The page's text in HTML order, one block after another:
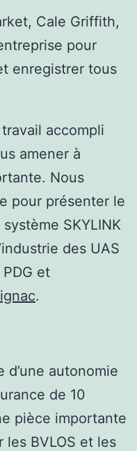
Cale Griffith,
pour
enregistrer tous
accompli
amener à
Nous
pour présenter le
SKYLINK
des UAS
et
.
d’une autonomie
de 10
pièce importante
BVLOS et les